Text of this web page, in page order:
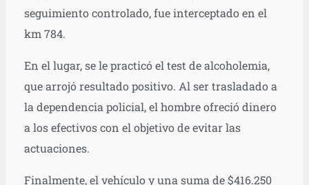
seguimiento controlado, fue interceptado en el
km 784.
En el lugar, se le practicó el test de alcoholemia,
que arrojó resultado positivo. Al ser trasladado a
la dependencia policial, el hombre ofreció dinero
a los efectivos con el objetivo de evitar las
actuaciones.
Finalmente, el vehículo y una suma de $416.250